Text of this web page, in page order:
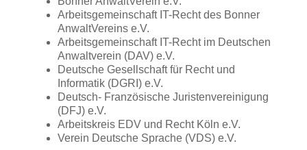
Arbeitsgemeinschaft IT-Recht des Bonner
AnwaltVereins e.V.
Arbeitsgemeinschaft IT-Recht im Deutschen
Anwaltverein (DAV) e.V.
Deutsche Gesellschaft für Recht und
Informatik (DGRI) e.V.
Deutsch- Französische Juristenvereinigung
(DFJ) e.V.
Arbeitskreis EDV und Recht Köln e.V.
Verein Deutsche Sprache (VDS) e.V.